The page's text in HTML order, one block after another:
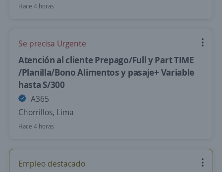
Hace 4 horas
Se precisa Urgente
Atención al cliente Prepago/Full y Part TIME
/Planilla/Bono Alimentos y pasaje+ Variable
hasta S/300
A365
Chorrillos, Lima
Hace 4 horas
Empleo destacado